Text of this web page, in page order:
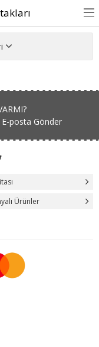
posta Gönder
Ürünler